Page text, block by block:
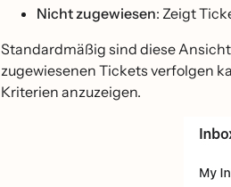
Nicht zugewiesen: Zeigt
Standardmäßig sind diese
zugewiesenen Tickets verfolgen
Kriterien anzuzeigen.